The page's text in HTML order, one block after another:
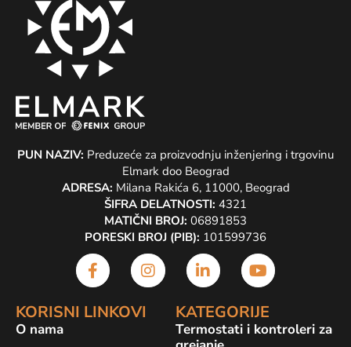
KORISNI LINKOVI
O nama
KATEGORIJE
Termostati i kontroleri za
PUN NAZIV: Preduzeće za proizvodnju inženjering i trgovinu
Elmark doo Beograd
ADRESA: Milana Rakića 6, 11000, Beograd
ŠIFRA DELATNOSTI: 4321
MATIČNI BROJ: 06891853
PORESKI BROJ (PIB): 101599736